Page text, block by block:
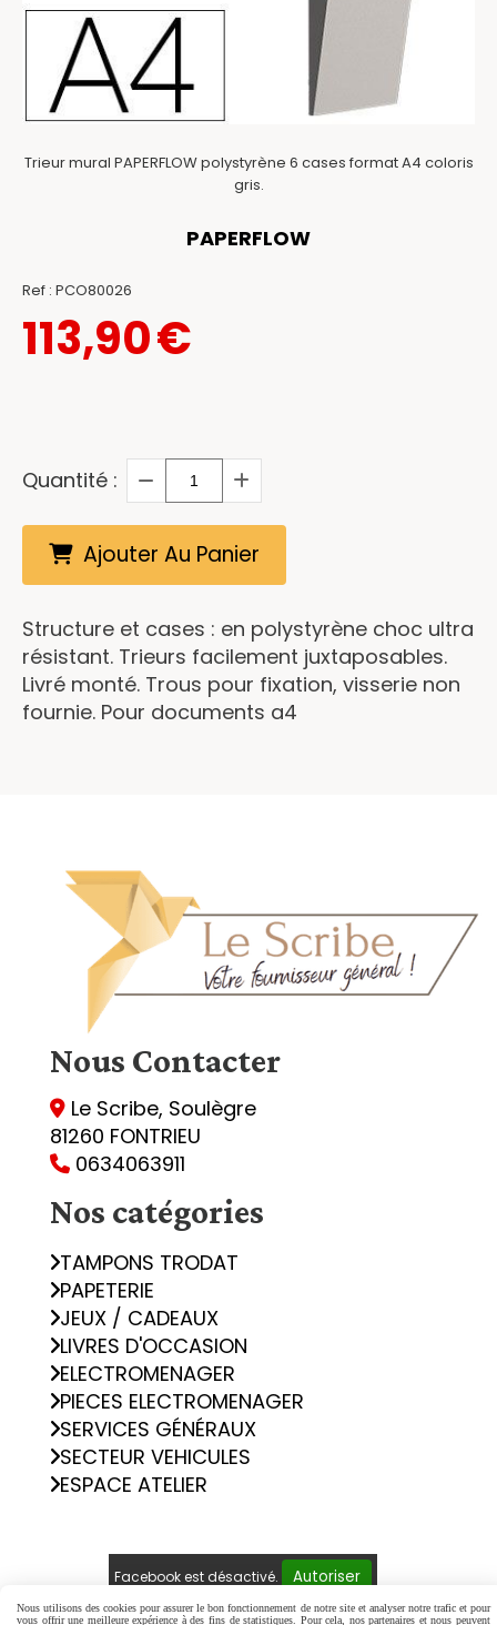
Trieur mural PAPERFLOW polystyrène 6 cases format A4 coloris
gris.
PAPERFLOW
Ref : PCO80026
113,90€
Quantité :
Ajouter Au Panier
Structure et cases : en polystyrène choc ultra
résistant. Trieurs facilement juxtaposables.
Livré monté. Trous pour fixation, visserie non
fournie. Pour documents a4
Nous Contacter
 Le Scribe, Soulègre
81260 FONTRIEU
 0634063911
Nos catégories
TAMPONS TRODAT
PAPETERIE
JEUX / CADEAUX
LIVRES D'OCCASION
ELECTROMENAGER
PIECES ELECTROMENAGER
SERVICES GÉNÉRAUX
SECTEUR VEHICULES
ESPACE ATELIER
Facebook est désactivé. Autoriser
Nous utilisons des cookies pour assurer le bon fonctionnement de notre site et analyser notre trafic et pour
vous offrir une meilleure expérience à des fins de statistiques. Pour cela, nos partenaires et nous peuvent